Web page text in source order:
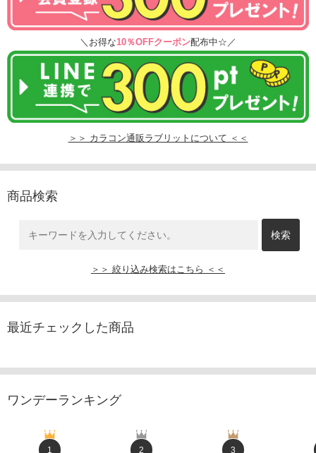
＼お得な10％OFFクーポン配布中☆／
＞＞ カラコン通販ラブリットについて ＜＜
商品検索
＞＞ 絞り込み検索はこちら ＜＜
最近チェックした商品
ワンデーランキング
1 2 3